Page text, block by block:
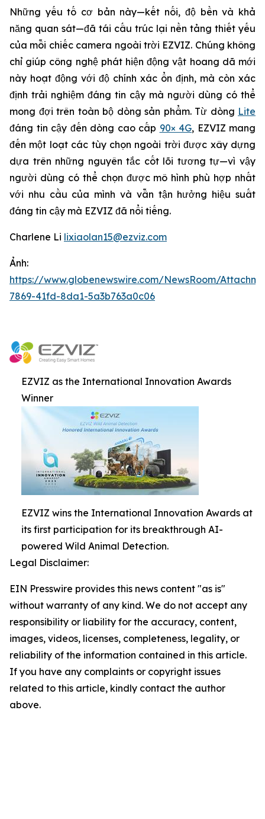
Những yếu tố cơ bản này—kết nối, độ bền và khả
năng quan sát—đã tái cấu trúc lại nền tảng thiết yếu
của mỗi chiếc camera ngoài trời EZVIZ. Chúng không
chỉ giúp công nghệ phát hiện động vật hoang dã mới
này hoạt động với độ chính xác ổn định, mà còn xác
định trải nghiệm đáng tin cậy mà người dùng có thể
mong đợi trên toàn bộ dòng sản phẩm. Từ dòng Lite
đáng tin cậy đến dòng cao cấp 90× 4G, EZVIZ mang
đến một loạt các tùy chọn ngoài trời được xây dựng
dựa trên những nguyên tắc cốt lõi tương tự—vì vậy
người dùng có thể chọn được mô hình phù hợp nhất
với nhu cầu của mình và vẫn tận hưởng hiệu suất
đáng tin cậy mà EZVIZ đã nổi tiếng.
Charlene Li lixiaolan15@ezviz.com
Ảnh:
https://www.globenewswire.com/NewsRoom/
7869-41fd-8da1-5a3b763a0c06
EZVIZ as the International Innovation Awards
Winner
EZVIZ wins the International Innovation Awards at
its first participation for its breakthrough AI-
powered Wild Animal Detection.
Legal Disclaimer:
EIN Presswire provides this news content "as is"
without warranty of any kind. We do not accept any
responsibility or liability for the accuracy, content,
images, videos, licenses, completeness, legality, or
reliability of the information contained in this article.
If you have any complaints or copyright issues
related to this article, kindly contact the author
above.